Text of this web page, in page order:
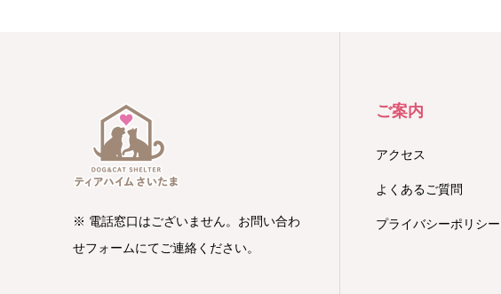
※ 電話窓口はございません。お問い合わ
せフォームにてご連絡ください。
ご案内
アクセス
よくあるご質問
プライバシーポリシー